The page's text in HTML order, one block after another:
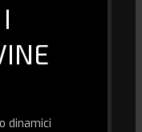
dinamici